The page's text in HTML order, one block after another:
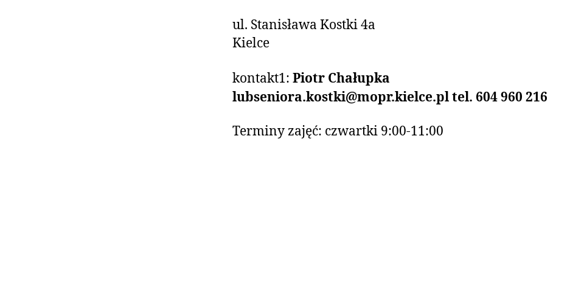
ul. Stanisława Kostki 4a
Kielce
kontakt1: Piotr Chałupka
lubseniora.kostki@mopr.kielce.pltel. 604 960 216
Terminy zajęć: czwartki 9:00-11:00